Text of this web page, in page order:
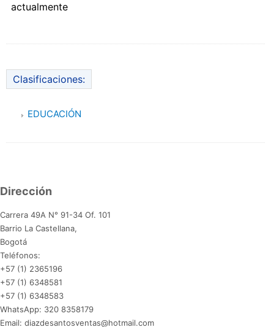
actualmente
Clasificaciones:
EDUCACIÓN
Dirección
Carrera 49A N° 91-34 Of. 101
Barrio La Castellana,
Bogotá
Teléfonos:
+57 (1) 2365196
+57 (1) 6348581
+57 (1) 6348583
WhatsApp: 320 8358179
Email: diazdesantosventas@hotmail.com